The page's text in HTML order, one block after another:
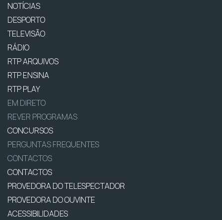
NOTÍCIAS
DESPORTO
TELEVISÃO
RÁDIO
RTP ARQUIVOS
RTP ENSINA
RTP PLAY
EM DIRETO
REVER PROGRAMAS
CONCURSOS
PERGUNTAS FREQUENTES
CONTACTOS
CONTACTOS
PROVEDORA DO TELESPECTADOR
PROVEDORA DO OUVINTE
ACESSIBILIDADES